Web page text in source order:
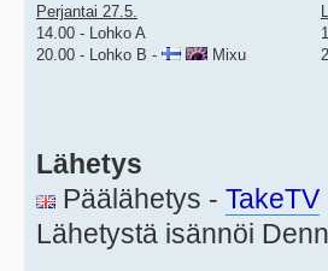
Perjantai 27.5.
14.00 - Lohko A
20.00 - Lohko B -
Mixu
Lähetys
Päälähetys - TakeTV
Lähetystä isännöi